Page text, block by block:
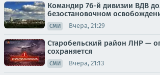
Командир 76-й дивизии ВДВ
безостановочном
СМИ Вчера, 21:29
Старобельский район ЛНР —
сохраняется
СМИ Вчера, 21:13